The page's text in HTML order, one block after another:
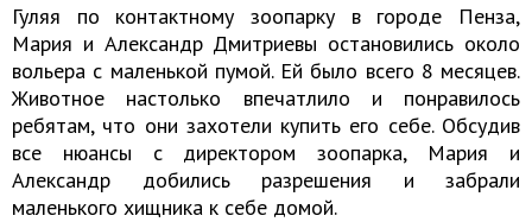
Гуляя по контактному зоопарку в городе Пенза,
Мария и Александр Дмитриевы остановились около
вольера с маленькой пумой. Ей было всего 8 месяцев.
Животное настолько впечатлило и понравилось
ребятам, что они захотели купить его себе. Обсудив
все нюансы с директором зоопарка, Мария и
Александр добились разрешения и забрали
маленького хищника к себе домой.